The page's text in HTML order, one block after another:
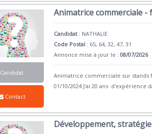
Candidat
Contact
Animatrice commerciale -
Candidat : NATHALIE
Code Postal : 65, 64, 32, 47, 31
Annonce mise à jour le :08/07/2026
Animatrice commerciale sur stands
01/10/2024 J'ai 20 ans d'expérience
Développement,